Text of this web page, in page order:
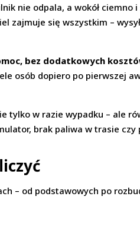
nie odpala, a wokół
zajmuje się wszystkim –
bez dodatkowych
osób dopiero po pierwszej
tylko w razie wypadku – ale
brak paliwa w trasie czy
– od podstawowych po